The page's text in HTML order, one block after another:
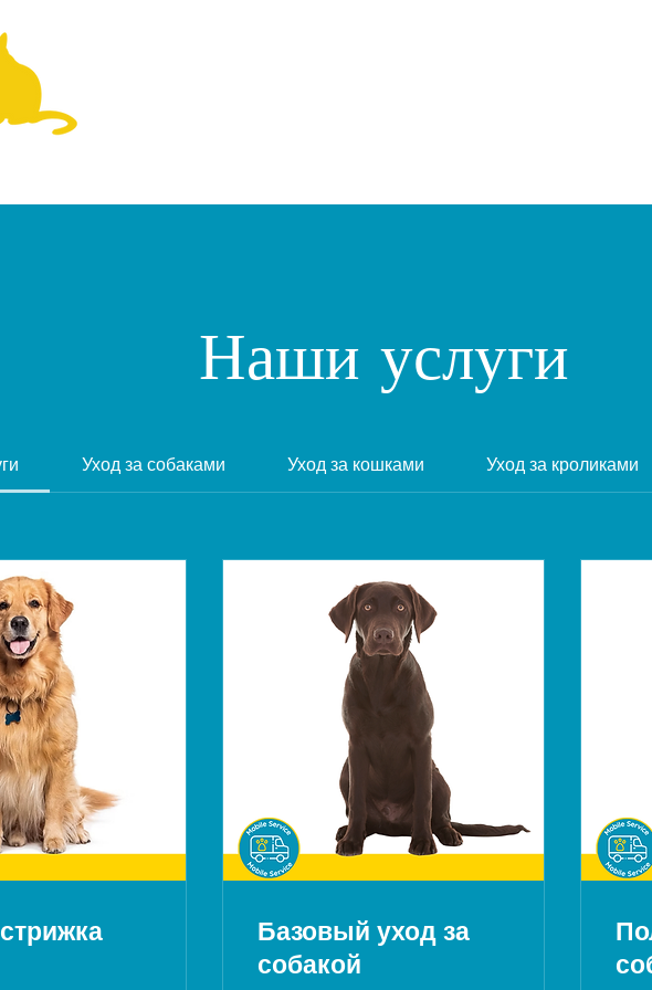
Наши услуги
Уход за собаками Уход за кошками Уход за кроликами
Базовый уход за
собакой